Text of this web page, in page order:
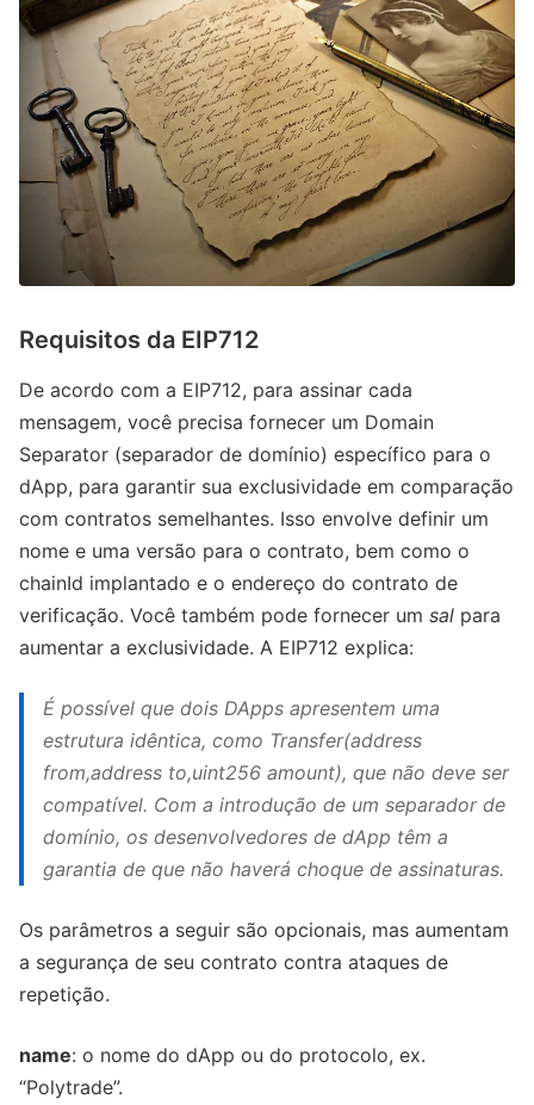
Requisitos da EIP712
De acordo com a EIP712, para assinar cada
mensagem, você precisa fornecer um Domain
Separator (separador de domínio) específico para o
dApp, para garantir sua exclusividade em comparação
com contratos semelhantes. Isso envolve definir um
nome e uma versão para o contrato, bem como o
chainId implantado e o endereço do contrato de
verificação. Você também pode fornecer um sal para
aumentar a exclusividade. A EIP712 explica:
É possível que dois DApps apresentem uma
estrutura idêntica, como Transfer(address
from,address to,uint256 amount), que não deve ser
compatível. Com a introdução de um separador de
domínio, os desenvolvedores de dApp têm a
garantia de que não haverá choque de assinaturas.
Os parâmetros a seguir são opcionais, mas aumentam
a segurança de seu contrato contra ataques de
repetição.
name: o nome do dApp ou do protocolo, ex.
“Polytrade”.